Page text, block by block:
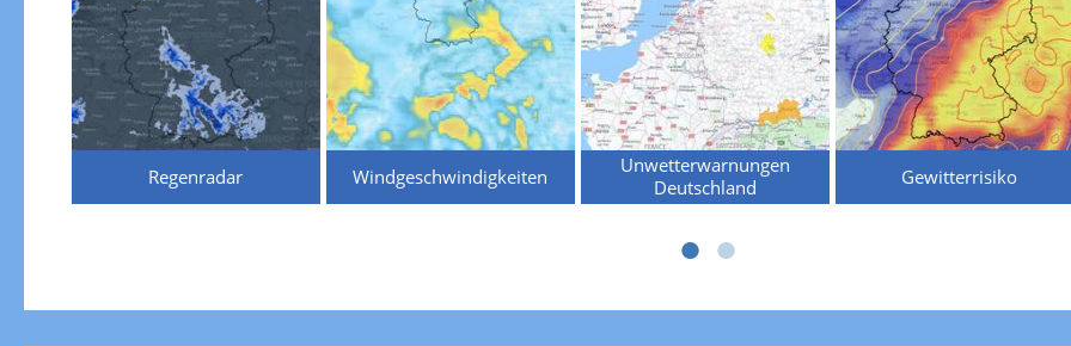
Regenradar Windgeschwindigkeiten
Unwetterwarnungen
Deutschland
Gewitterrisiko